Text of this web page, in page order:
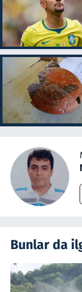
Bunlar da